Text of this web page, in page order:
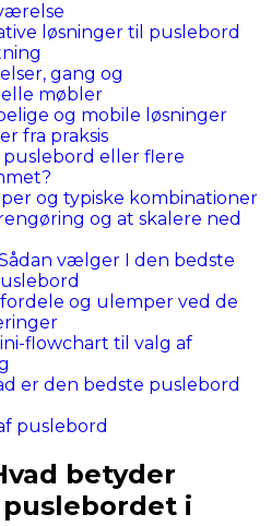
løsninger til puslebord
gang og
møbler
og mobile løsninger
fra praksis
puslebord eller flere
og typiske kombinationer
og at skalere ned
vælger I den bedste
og ulemper ved de
flowchart til valg af
er den bedste puslebord
puslebord
betyder
i